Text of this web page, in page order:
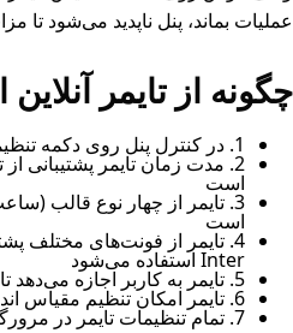
عملیات بماند، پنل ناپدید می‌شود تا
چگونه از تایمر
1. در کنترل پنل روی دکمه تنظیمات کلیک کنید، پنل تنظیم تایمر از سمت راست کشیده می‌شود
است
3. تایمر از چهار نوع قالب
است
4. تایمر از فونت‌های مختلف
Inter استفاده می‌شود
5. تایمر به کاربر اجازه می‌دهد تا نمایش برچسب‌های واحد زمان را فعال یا غیرفعال کند، به طور پیش‌فرض فعال است
6. تایمر امکان تنظیم مقیاس اندازه را برای کاربر فراهم می‌کند
7. تمام تنظیمات تایمر در مرورگر فعلی ذخیره می‌شود تا در دفعات بعدی استفاده شود